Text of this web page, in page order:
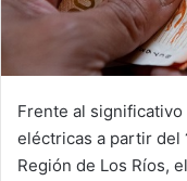
Frente al
eléctricas a partir del
Región de Los Ríos,